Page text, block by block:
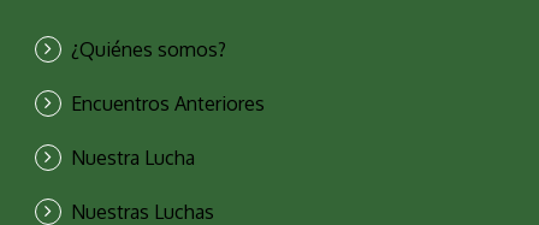
¿Quiénes somos?
Encuentros Anteriores
Nuestra Lucha
Nuestras Luchas